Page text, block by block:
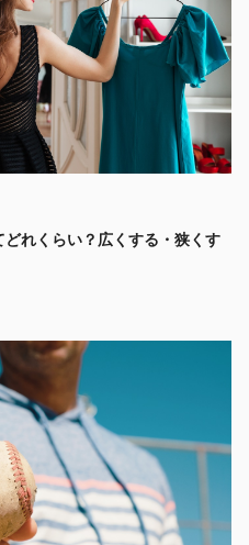
どれくらい？広くする・狭くす